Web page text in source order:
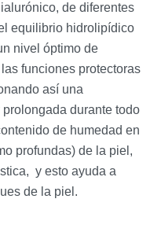
de diferentes
equilibrio hidrolipídico
nivel óptimo de
funciones protectoras
así una
durante todo
de humedad en
profundas) de la piel,
y esto ayuda a
de la piel.